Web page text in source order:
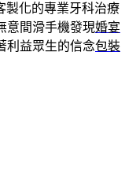
製化的專業牙科治療
意間滑手機發現婚宴
利益眾生的信念包裝